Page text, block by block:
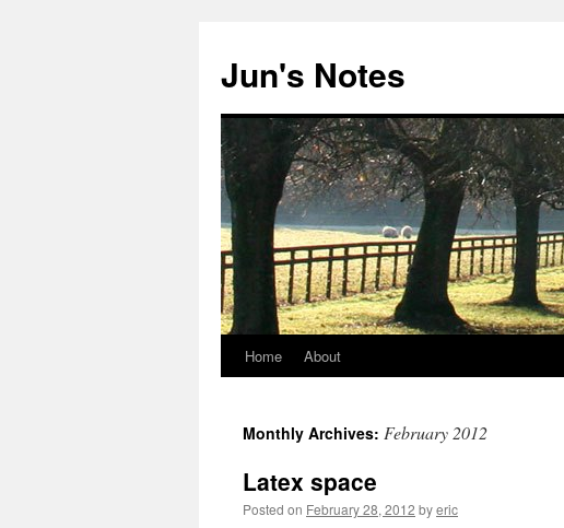
content
Jun's Notes
Home About
Monthly Archives: February 2012
Latex space
Posted on February 28, 2012 byeric